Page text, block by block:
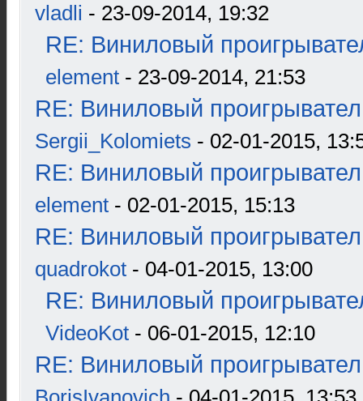
vladli - 23-09-2014, 19:32
RE: Виниловый
element - 23-09-2014, 21:53
RE: Виниловый
Sergii_Kolomiets - 02-01-2015,
RE: Виниловый
element - 02-01-2015, 15:13
RE: Виниловый
quadrokot - 04-01-2015, 13:00
RE: Виниловый
VideoKot - 06-01-2015, 12:10
RE: Виниловый